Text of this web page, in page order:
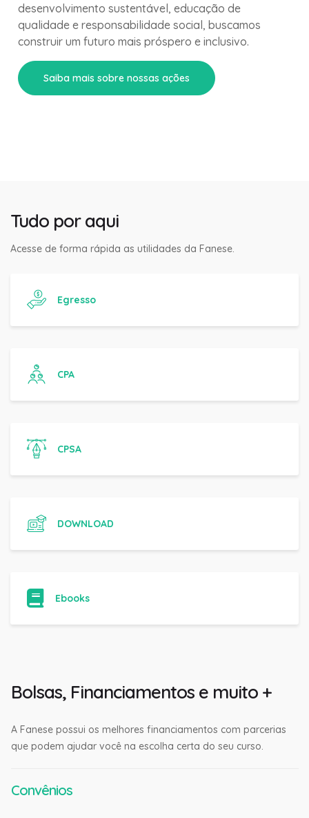
desenvolvimento sustentável, educação de
qualidade e responsabilidade social, buscamos
construir um futuro mais próspero e inclusivo.
Saiba mais sobre nossas ações
Tudo por aqui
Acesse de forma rápida as utilidades da Fanese.
Egresso
CPA
CPSA
DOWNLOAD
Ebooks
Bolsas, Financiamentos e muito +
A Fanese possui os melhores financiamentos com parcerias
que podem ajudar você na escolha certa do seu curso.
Convênios